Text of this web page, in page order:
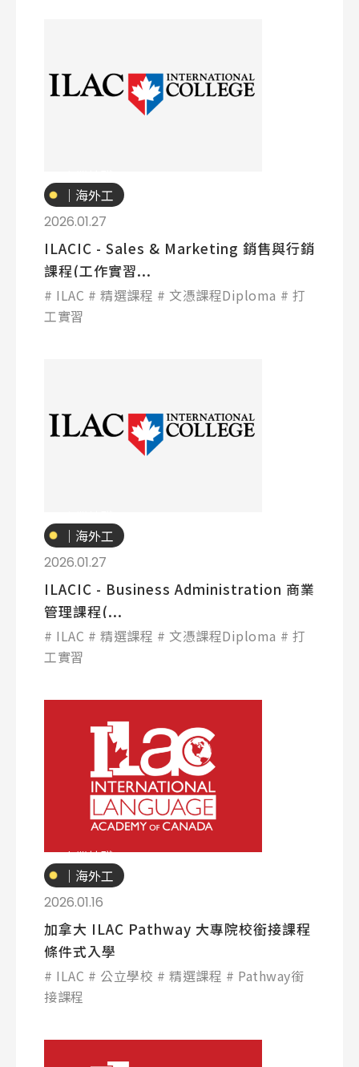
｜海外工
讀
2026.01.27
ILACIC - Sales & Marketing 銷售與行銷
課程(工作實習...
ILAC 精選課程 文憑課程Diploma
打
工實習
｜海外工
讀
2026.01.27
ILACIC - Business Administration 商業
管理課程(...
ILAC 精選課程 文憑課程Diploma
打
工實習
專業技職
｜海外工
讀
2026.01.16
加拿大 ILAC Pathway 大專院校銜接課程
條件式入學
ILAC 公立學校 精選課程
Pathway銜
接課程